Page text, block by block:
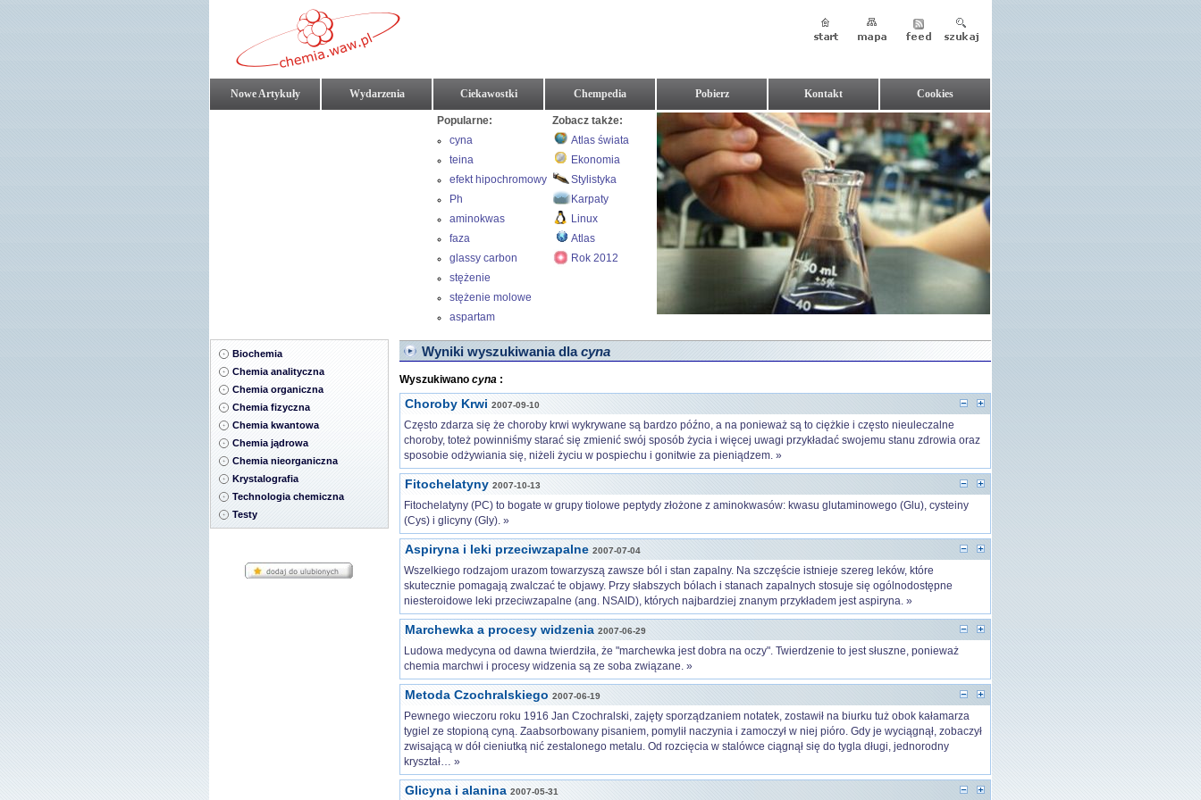
Nowe Artykuły Wydarzenia Ciekawostki Chempedia Pobierz Kontakt Cookies
Popularne:
cyna
teina
efekt hipochromowy
Ph
aminokwas
faza
glassy carbon
stężenie
stężenie molowe
aspartam
Zobacz także:
Atlas świata
Ekonomia
Stylistyka
Karpaty
Linux
Atlas
Rok 2012
Biochemia
Chemia analityczna
Chemia organiczna
Chemia fizyczna
Chemia kwantowa
Chemia jądrowa
Chemia nieorganiczna
Krystalografia
Technologia chemiczna
Testy
Wyniki wyszukiwania dlacyna
Wyszukiwano cyna :
Choroby Krwi 2007-09-10
Często zdarza się że choroby krwi wykrywane są bardzo późno, a na ponieważ są to ciężkie i często nieuleczalne
choroby, toteż powinniśmy starać się zmienić swój sposób życia i więcej uwagi przykładać swojemu stanu zdrowia oraz
sposobie odżywiania się, niżeli życiu w pospiechu i gonitwie za pieniądzem. »
Fitochelatyny 2007-10-13
Fitochelatyny (PC) to bogate w grupy tiolowe peptydy złożone z aminokwasów: kwasu glutaminowego (Glu), cysteiny
(Cys) i glicyny (Gly). »
Aspiryna i leki przeciwzapalne 2007-07-04
Wszelkiego rodzajom urazom towarzyszą zawsze ból i stan zapalny. Na szczęście istnieje szereg leków, które
skutecznie pomagają zwalczać te objawy. Przy słabszych bólach i stanach zapalnych stosuje się ogólnodostępne
niesteroidowe leki przeciwzapalne (ang. NSAID), których najbardziej znanym przykładem jest aspiryna. »
Marchewka a procesy widzenia 2007-06-29
Ludowa medycyna od dawna twierdziła, że "marchewka jest dobra na oczy". Twierdzenie to jest słuszne, ponieważ
chemia marchwi i procesy widzenia są ze soba związane. »
Metoda Czochralskiego 2007-06-19
Pewnego wieczoru roku 1916 Jan Czochralski, zajęty sporządzaniem notatek, zostawił na biurku tuż obok kałamarza
tygiel ze stopioną cyną. Zaabsorbowany pisaniem, pomylił naczynia i zamoczył w niej pióro. Gdy je wyciągnął, zobaczył
zwisającą w dół cieniutką nić zestalonego metalu. Od rozcięcia w stalówce ciągnął się do tygla długi, jednorodny
kryształ… »
Glicyna i alanina 2007-05-31